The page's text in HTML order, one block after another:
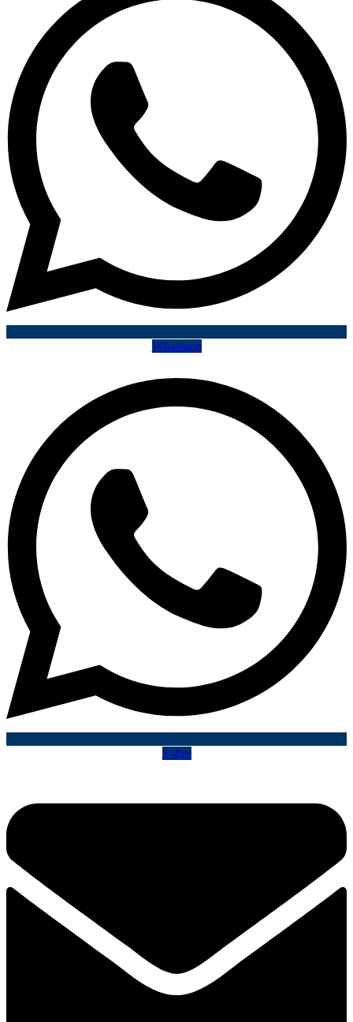
Whatsapp
Sobre